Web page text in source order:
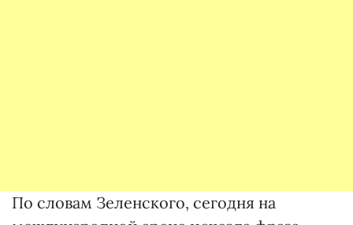
По словам Зеленского, сегодня на